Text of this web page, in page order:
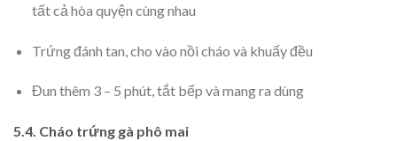
tất cả hòa quyện cùng nhau
Trứng đánh tan, cho vào nồi cháo và khuấy đều
Đun thêm 3 – 5 phút, tắt bếp và mang ra dùng
5.4. Cháo trứng gà phô mai